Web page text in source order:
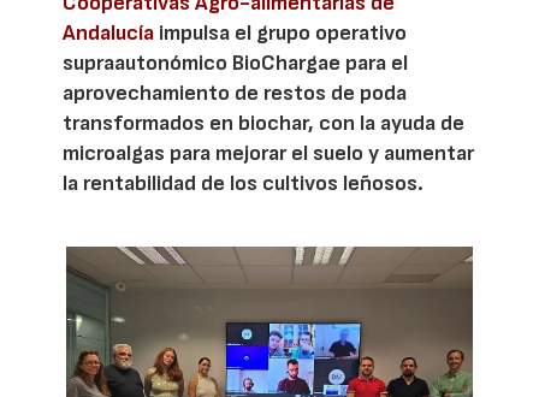
Andalucía impulsa el grupo operativo
supraautonómico BioChargae para el
aprovechamiento de restos de poda
transformados en biochar, con la ayuda de
microalgas para mejorar el suelo y aumentar
la rentabilidad de los cultivos leñosos.